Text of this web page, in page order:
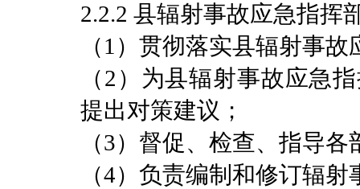
2.2.2 县辐射事故应急指挥
（1）贯彻落实县辐射事
（2）为县辐射事故应急
提出对策建议；
（3）督促、检查、指导
（4）负责编制和修订辐